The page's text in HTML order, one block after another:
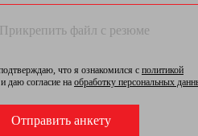
Прикрепить файл с резюме
что я ознакомился с политикой
и даю согласие на обработку персональных